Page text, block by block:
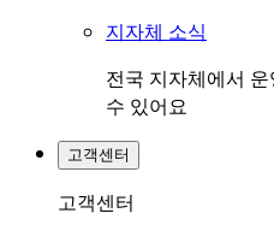
지자체 소식
전국 지자체에서
수 있어요
고객센터
고객센터